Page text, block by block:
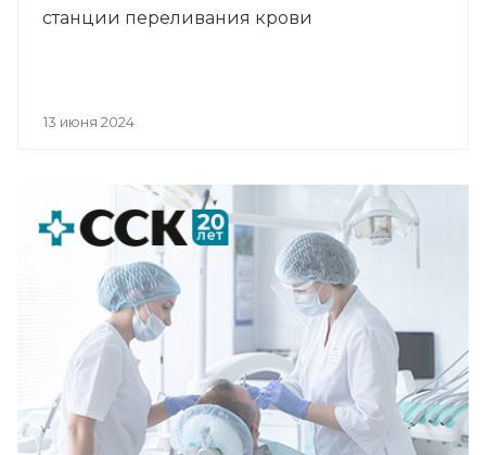
станции переливания крови
13 июня 2024